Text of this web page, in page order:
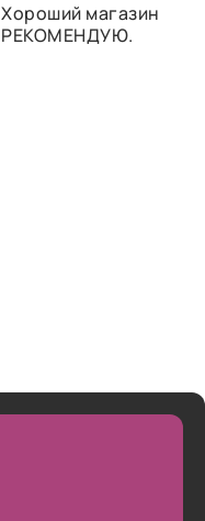
Хороший магазин
РЕКОМЕНДУЮ.